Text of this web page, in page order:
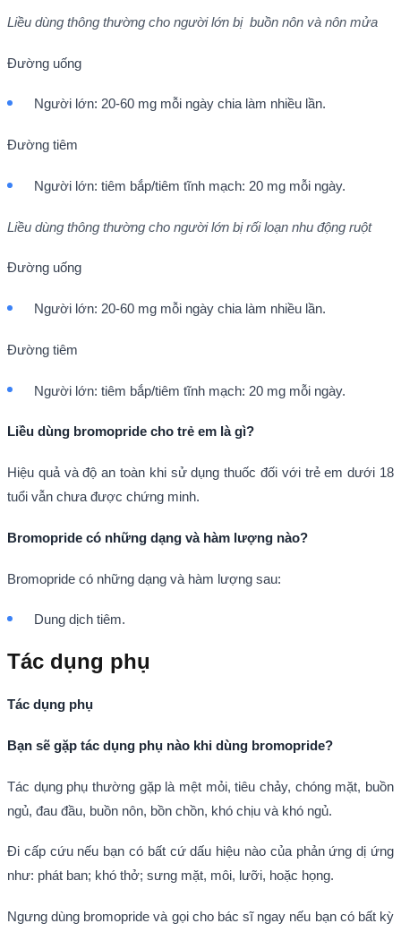
Liều dùng thông thường cho người lớn bị buồn nôn và nôn mửa
Đường uống
Người lớn: 20-60 mg mỗi ngày chia làm nhiều lần.
Đường tiêm
Người lớn: tiêm bắp/tiêm tĩnh mạch: 20 mg mỗi ngày.
Liều dùng thông thường cho người lớn bị rối loạn nhu động ruột
Đường uống
Người lớn: 20-60 mg mỗi ngày chia làm nhiều lần.
Đường tiêm
Người lớn: tiêm bắp/tiêm tĩnh mạch: 20 mg mỗi ngày.
Liều dùng bromopride cho trẻ em là gì?
Hiệu quả và độ an toàn khi sử dụng thuốc đối với trẻ em dưới 18
tuổi vẫn chưa được chứng minh.
Bromopride có những dạng và hàm lượng nào?
Bromopride có những dạng và hàm lượng sau:
Dung dịch tiêm.
Tác dụng phụ
Tác dụng phụ
Bạn sẽ gặp tác dụng phụ nào khi dùng bromopride?
Tác dụng phụ thường gặp là mệt mỏi, tiêu chảy, chóng mặt, buồn
ngủ, đau đầu, buồn nôn, bồn chồn, khó chịu và khó ngủ.
Đi cấp cứu nếu bạn có bất cứ dấu hiệu nào của phản ứng dị ứng
như: phát ban; khó thở; sưng mặt, môi, lưỡi, hoặc họng.
Ngưng dùng bromopride và gọi cho bác sĩ ngay nếu bạn có bất kỳ